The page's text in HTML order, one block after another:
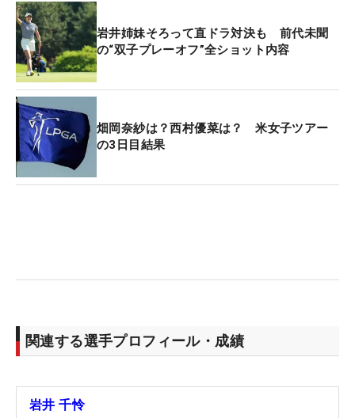
いけば届く距離。かけてみようかな」と2打目で直
ドラを敢行した。するとそれに呼応するように、千
怜もフェアウェイでドライバーを握る。「やってく
るだろうなと思ってました」。姉妹の意地がぶつか
り合った。
初のプレーオフについては「楽しかった」と振り返
る。そして「そこに千怜もいた」というのは、やは
り感情を揺さぶった。今季2勝目こそ逃したが、
ライバル”の対決が、日曜日の和白を盛り上げた。
（文・間宮輝憲）
岩井姉妹そろって直ドラ対決も 前代未聞
の“双子プレーオフ”全ショット内容
畑岡奈紗は？西村優菜は？ 米女子ツアー
の3日目結果
関連する選手プロフィール・成績
岩井 千怜